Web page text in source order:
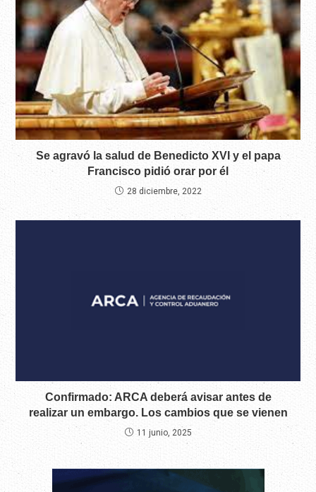
Se agravó la salud de Benedicto XVI y el papa
Francisco pidió orar por él
28 diciembre, 2022
Confirmado: ARCA deberá avisar antes de
realizar un embargo. Los cambios que se vienen
11 junio, 2025